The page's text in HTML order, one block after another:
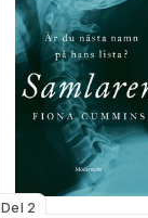
Del 2